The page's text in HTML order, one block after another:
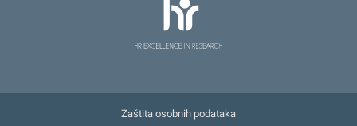
Zaštita osobnih podataka